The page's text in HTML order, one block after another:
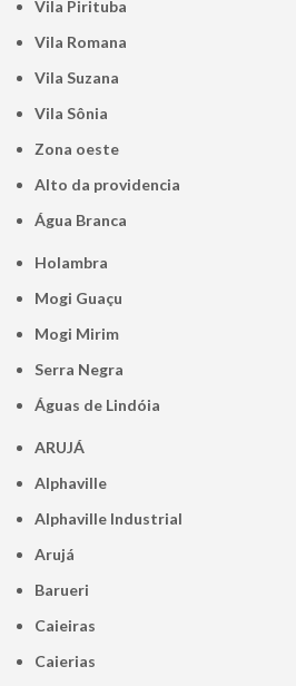
Vila Pirituba
Vila Romana
Vila Suzana
Vila Sônia
Zona oeste
alto da providencia
Água Branca
Holambra
Mogi Guaçu
Mogi Mirim
Serra Negra
Águas de Lindóia
ARUJÁ
Alphaville
Alphaville Industrial
Arujá
Barueri
Caieiras
Caierias